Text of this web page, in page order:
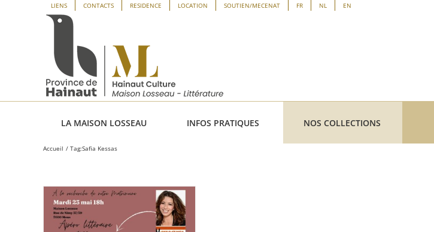
Panneau de gestion des cookies
LIENS CONTACTS RESIDENCE LOCATION SOUTIEN/MECENAT FR NL EN
LA MAISON LOSSEAU INFOS PRATIQUES NOS COLLECTIONS
Accueil Tag:Safia Kessas